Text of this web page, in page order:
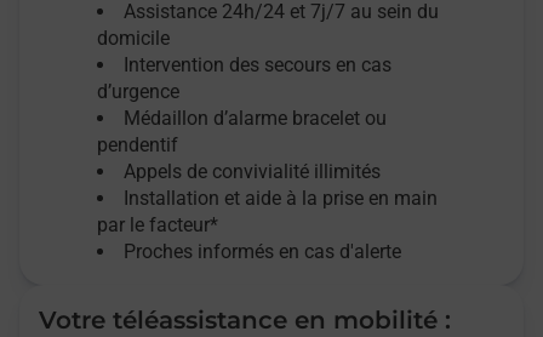
Assistance 24h/24 et 7j/7 au sein du
domicile
Intervention des secours en cas
d’urgence
Médaillon d’alarme bracelet ou
pendentif
Appels de convivialité illimités
Installation et aide à la prise en main
par le facteur*
Proches informés en cas d'alerte
Votre téléassistance en mobilité :